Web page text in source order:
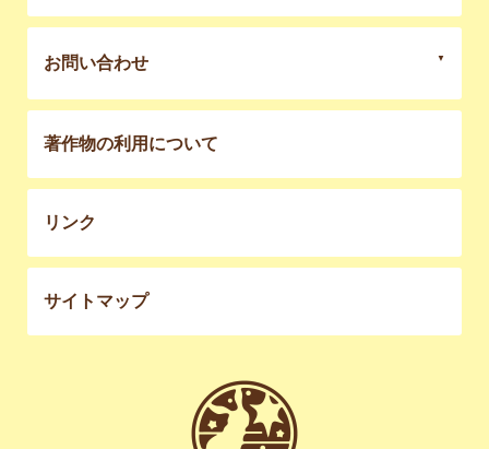
お問い合わせ
著作物の利用について
リンク
サイトマップ